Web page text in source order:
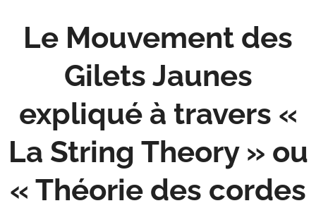
Le Mouvement des
Gilets Jaunes
expliqué à travers «
La String Theory » ou
« Théorie des cordes